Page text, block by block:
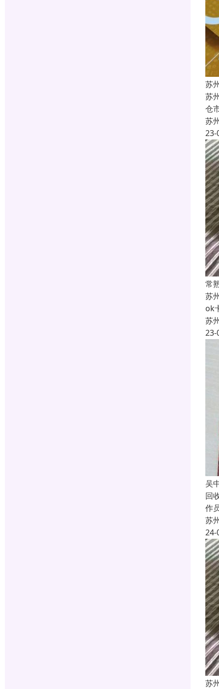
苏
苏
仓
苏
23-
常
苏
ok
苏
23-
吴
回
作
苏
24-
苏